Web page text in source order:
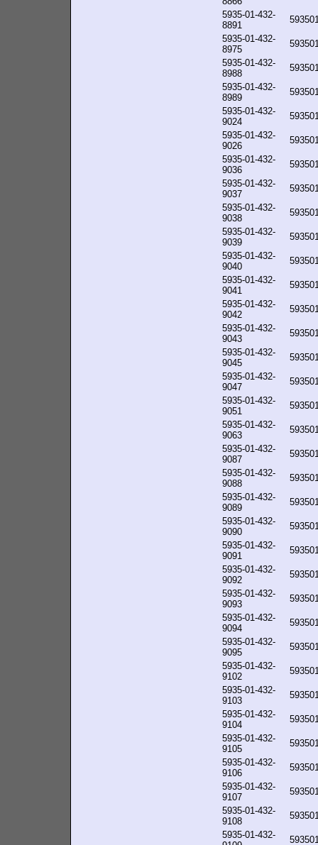
5935-01-432-
8891
5935-01-432-
8975
5935-01-432-
8988
5935-01-432-
8989
5935-01-432-
9024
5935-01-432-
9026
5935-01-432-
9036
5935-01-432-
9037
5935-01-432-
9038
5935-01-432-
9039
5935-01-432-
9040
5935-01-432-
9041
5935-01-432-
9042
5935-01-432-
9043
5935-01-432-
9045
5935-01-432-
9047
5935-01-432-
9051
5935-01-432-
9063
5935-01-432-
9087
5935-01-432-
9088
5935-01-432-
9089
5935-01-432-
9090
5935-01-432-
9091
5935-01-432-
9092
5935-01-432-
9093
5935-01-432-
9094
5935-01-432-
9095
5935-01-432-
9102
5935-01-432-
9103
5935-01-432-
9104
5935-01-432-
9105
5935-01-432-
9106
5935-01-432-
9107
5935-01-432-
9108
5935-01-432-